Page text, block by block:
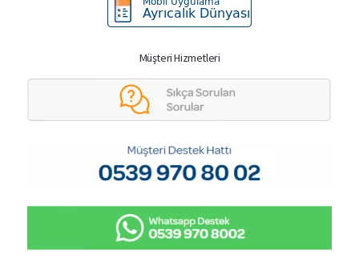
Müşteri Hizmetleri